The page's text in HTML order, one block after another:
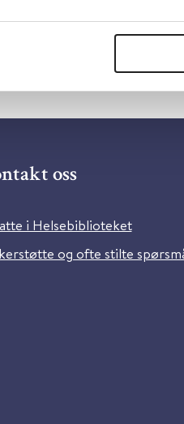
oss
i Helsebiblioteket
og ofte stilte